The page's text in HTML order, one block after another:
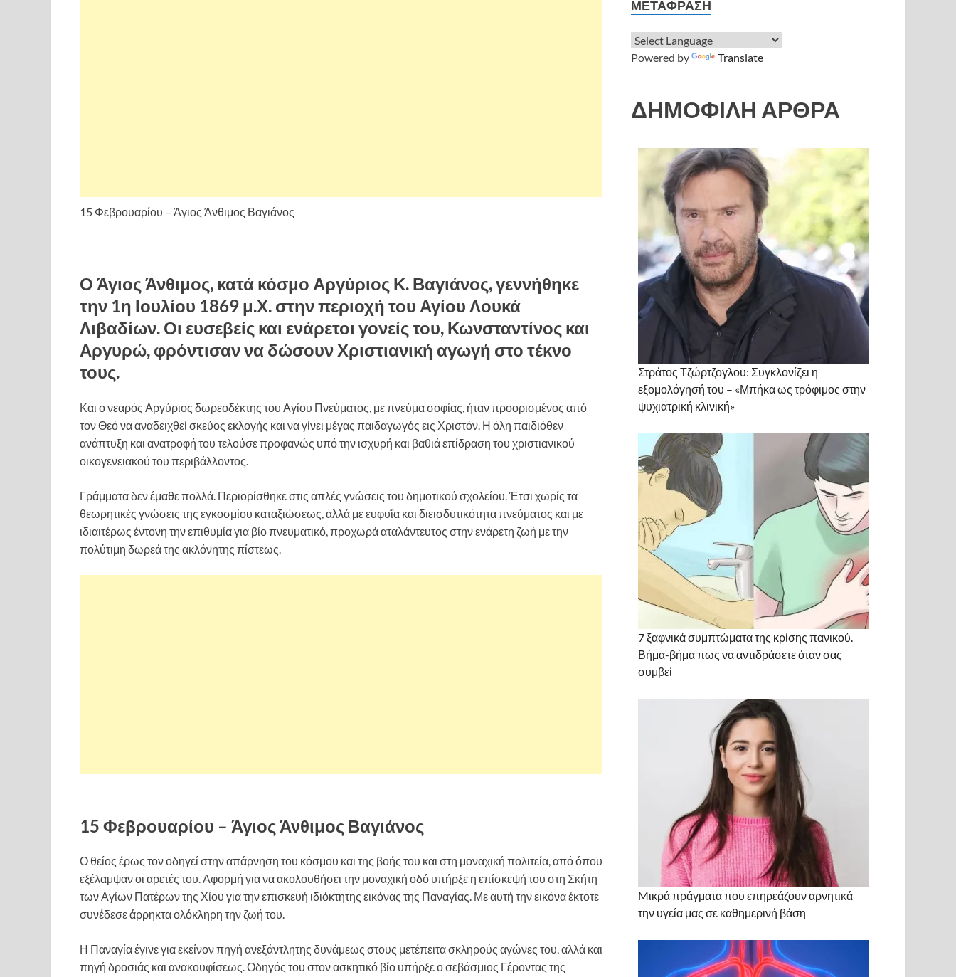
15 Φεβρουαρίου – Άγιος Άνθιμος Βαγιάνος
Ο Άγιος Άνθιμος, κατά κόσμο Αργύριος Κ. Βαγιάνος, γεννήθηκε
την 1η Ιουλίου 1869 μ.Χ. στην περιοχή του Αγίου Λουκά
Λιβαδίων. Οι ευσεβείς και ενάρετοι γονείς του, Κωνσταντίνος και
Αργυρώ, φρόντισαν να δώσουν Χριστιανική αγωγή στο τέκνο
τους.
Και ο νεαρός Αργύριος δωρεοδέκτης του Αγίου Πνεύματος, με πνεύμα σοφίας, ήταν προορισμένος από
τον Θεό να αναδειχθεί σκεύος εκλογής και να γίνει μέγας παιδαγωγός εις Χριστόν. Η όλη παιδιόθεν
ανάπτυξη και ανατροφή του τελούσε προφανώς υπό την ισχυρή και βαθιά επίδραση του χριστιανικού
οικογενειακού του περιβάλλοντος.
Γράμματα δεν έμαθε πολλά. Περιορίσθηκε στις απλές γνώσεις του δημοτικού σχολείου. Έτσι χωρίς τα
θεωρητικές γνώσεις της εγκοσμίου καταξιώσεως, αλλά με ευφυΐα και διεισδυτικότητα πνεύματος και με
ιδιαιτέρως έντονη την επιθυμία για βίο πνευματικό, προχωρά αταλάντευτος στην ενάρετη ζωή με την
πολύτιμη δωρεά της ακλόνητης πίστεως.
15 Φεβρουαρίου – Άγιος Άνθιμος Βαγιάνος
Ο θείος έρως τον οδηγεί στην απάρνηση του κόσμου και της βοής του και στη μοναχική πολιτεία, από όπου
εξέλαμψαν οι αρετές του. Αφορμή για να ακολουθήσει την μοναχική οδό υπήρξε η επίσκεψή του στη Σκήτη
των Αγίων Πατέρων της Χίου για την επισκευή ιδιόκτητης εικόνας της Παναγίας. Με αυτή την εικόνα έκτοτε
συνέδεσε άρρηκτα ολόκληρη την ζωή του.
Η Παναγία έγινε για εκείνον πηγή ανεξάντλητης δυνάμεως στους μετέπειτα σκληρούς αγώνες του, αλλά και
πηγή δροσιάς και ανακουφίσεως. Οδηγός του στον ασκητικό βίο υπήρξε ο σεβάσμιος Γέροντας της
ΜΕΤΆΦΡΑΣΗ
Powered by Translate
ΔΗΜΟΦΙΛΗ ΑΡΘΡΑ
Στράτος Τζώρτζογλου: Συγκλονίζει η
εξομολόγησή του – «Μπήκα ως τρόφιμος στην
ψυχιατρική κλινική»
7 ξαφνικά συμπτώματα της κρίσης πανικού.
Βήμα-βήμα πως να αντιδράσετε όταν σας
συμβεί
Mικρά πράγματα που επηρεάζουν αρνητικά
την υγεία μας σε καθημερινή βάση